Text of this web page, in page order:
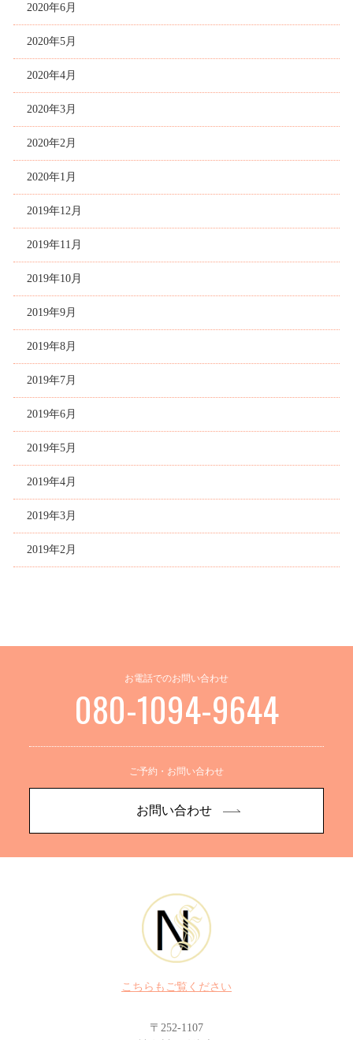
2020年6月
2020年5月
2020年4月
2020年3月
2020年2月
2020年1月
2019年12月
2019年11月
2019年10月
2019年9月
2019年8月
2019年7月
2019年6月
2019年5月
2019年4月
2019年3月
2019年2月
お電話でのお問い合わせ
080-1094-9644
ご予約・お問い合わせ
お問い合わせ
こちらもご覧ください
〒252-1107